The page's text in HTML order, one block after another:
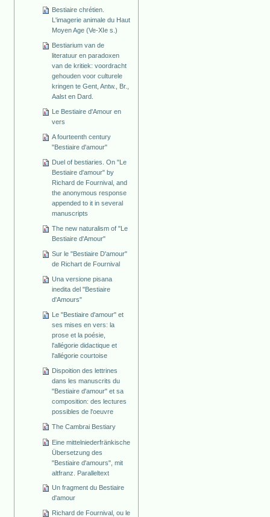
Bestiaire chrétien.
L'imagerie animale du Haut
Moyen Age (Ve-XIe s.)
Bestiarium van de
literatuur en paradoxen
van de kritiek: voordracht
gehouden voor culturele
kringen te Gent, Antw., Br.,
Aalst en Dard.
Le Bestiaire d'Amour en
vers
A fourteenth century
"Bestiaire d'amour"
Duel of bestiaries. On "Le
Bestiaire d'amour" by
Richard de Fournival, and
the anonymous response
appended to it in several
manuscripts
The new naturalism of "Le
Bestiaire d'Amour"
Sur le "Bestiaire D'amour"
de Richart de Fournival
Una versione pisana
inedita del "Bestiaire
d'Amours"
Le "Bestiaire d'amour" et
ses mises en vers: la
prose et la poésie,
l'allégorie didactique et
l'allégorie courtoise
Dispoition des lettrines
dans les manuscrits du
"Bestiaire d'amour" et sa
composition: des lectures
possibles de l'oeuvre
The Cambrai Bestiary
Eine mittelniederfränkische
Übersetzung des
"Bestiaire d'amours", mit
altfranz. Paralleltext
Un fragment du Bestiaire
d'amour
Richard de Fournival, ou le